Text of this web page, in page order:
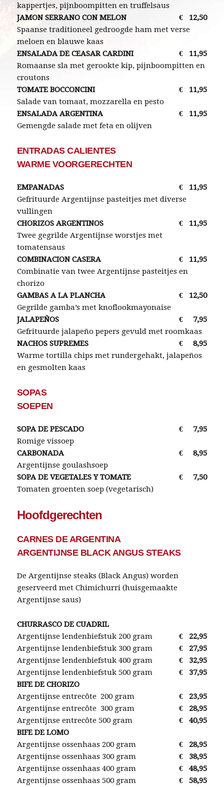
kappertjes, pijnboompitten en truffelsaus
JAMON SERRANO CON MELON
€
12,50
Spaanse traditioneel gedroogde ham met verse
meloen en blauwe kaas
ENSALADA DE CEASAR CARDINI
€
11,95
Romaanse sla met gerookte kip, pijnboompitten en
croutons
TOMATE BOCCONCINI
€
11,95
Salade van tomaat, mozzarella en pesto
ENSALADA ARGENTINA
€
11,95
Gemengde salade met feta en olijven
ENTRADAS CALIENTES
WARME VOORGERECHTEN
EMPANADAS €
11,95
Gefrituurde Argentijnse pasteitjes met diverse
vullingen
CHORIZOS ARGENTINOS
€
11,95
Twee gegrilde Argentijnse worstjes met
tomatensaus
COMBINACION CASERA
€
11,95
Combinatie van twee Argentijnse pasteitjes en
chorizo
GAMBAS A LA PLANCHA
€
12,50
Gegrilde gamba’s met knoflookmayonaise
JALAPEÑOS
€
7,95
Gefrituurde jalapeño pepers gevuld met roomkaas
NACHOS SUPREMES
€
8,95
Warme tortilla chips met rundergehakt, jalapeños
en gesmolten kaas
SOPAS
SOEPEN
SOPA DE PESCADO €
7,95
Romige vissoep
CARBONADA
€
8,95
Argentijnse goulashsoep
SOPA DE VEGETALES Y TOMATE
€
7,50
Tomaten groenten soep (vegetarisch)
Hoofdgerechten
CARNES DE ARGENTINA
ARGENTIJNSE BLACK ANGUS STEAKS
De Argentijnse steaks (Black Angus) worden
geserveerd met Chimichurri (huisgemaakte
Argentijnse saus)
CHURRASCO DE CUADRIL
Argentijnse lendenbiefstuk 200 gram
€
22,95
Argentijnse lendenbiefstuk 300 gram
€
27,95
Argentijnse lendenbiefstuk 400 gram
€
32,95
Argentijnse lendenbiefstuk 500 gram
€
37,95
BIFE DE CHORIZO
Argentijnse entrecôte 200 gram
€
23,95
Argentijnse entrecôte 300 gram
€
28,95
Argentijnse entrecôte 500 gram
€
40,95
BIFE DE LOMO
Argentijnse ossenhaas 200 gram
€
28,95
Argentijnse ossenhaas 300 gram
€
38,95
Argentijnse ossenhaas 400 gram
€
48,95
Argentijnse ossenhaas 500 gram
€ 58,95